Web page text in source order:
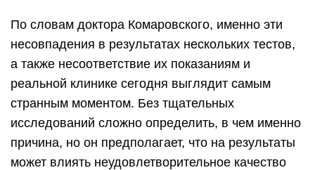
По словам доктора Комаровского, именно эти
несовпадения в результатах нескольких тестов,
а также несоответствие их показаниям и
реальной клинике сегодня выглядит самым
странным моментом. Без тщательных
исследований сложно определить, в чем именно
причина, но он предполагает, что на результаты
может влиять неудовлетворительное качество